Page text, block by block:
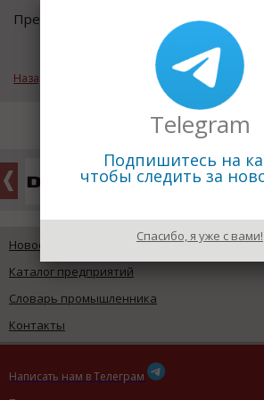
Предыдущий термин:
Корразия
Назад к рубрике «Геологический словарь»
Новости промышленности
Каталог предприятий
Словарь промышленника
Контакты
Написать нам в Телеграм
Telegram
Подпишитесь на
чтобы следить за
Спасибо, я уже с вами!